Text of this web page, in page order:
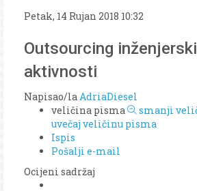
Petak, 14 Rujan 2018 10:32
Outsourcing
aktivnosti
Napisao/la AdriaDiesel
veličina pisma
smanji
uvečaj veličinu pisma
Ispis
Pošalji e-mail
Ocijeni sadržaj